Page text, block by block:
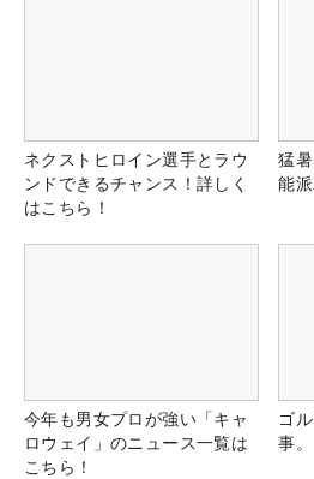
ネクストヒロイン選手とラウ
ンドできるチャンス！詳しく
はこちら！
猛
能
今年も男女プロが強い「キャ
ロウェイ」のニュース一覧は
こちら！
ゴ
事